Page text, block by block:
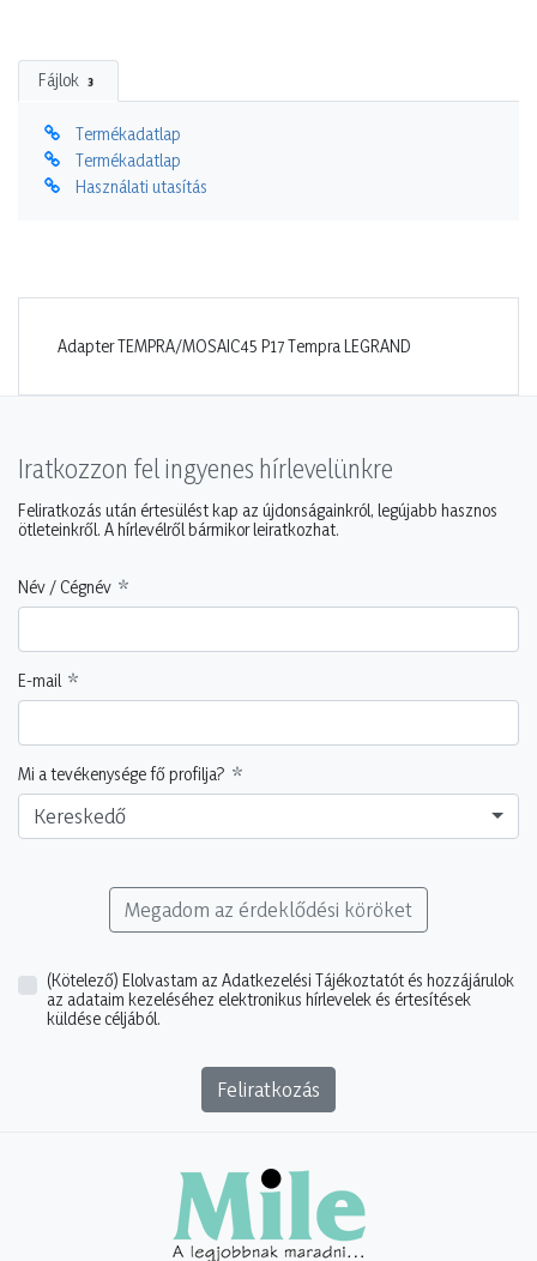
Fájlok 3
Termékadatlap
Termékadatlap
Használati utasítás
Adapter TEMPRA/MOSAIC45 P17 Tempra LEGRAND
Iratkozzon fel ingyenes hírlevelünkre
Feliratkozás után értesülést kap az újdonságainkról, legújabb hasznos
ötleteinkről. A hírlevélről bármikor leiratkozhat.
Név / Cégnév
E-mail
Mi a tevékenysége fő profilja?
Kereskedő
Megadom az érdeklődési köröket
(Kötelező) Elolvastam az Adatkezelési Tájékoztatót és hozzájárulok
az adataim kezeléséhez elektronikus hírlevelek és értesítések
küldése céljából.
Feliratkozás